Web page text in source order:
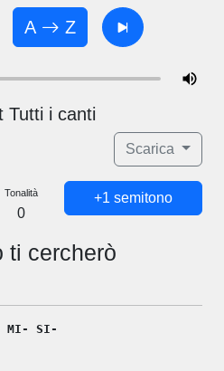
A Z
Tutti i canti
Scarica
Tonalità
0
+1 semitono
ti cercherò
MI-
SI-